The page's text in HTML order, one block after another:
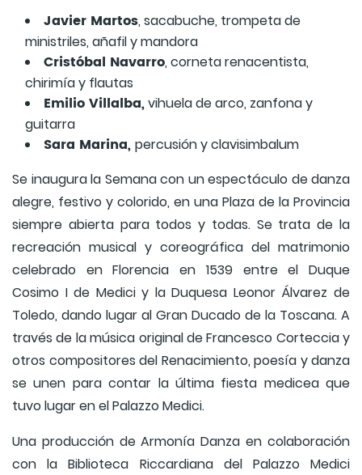
Javier Martos, sacabuche, trompeta de
ministriles, añafil y mandora
Cristóbal Navarro, corneta renacentista,
chirimía y flautas
Emilio Villalba,vihuela de arco, zanfona y
guitarra
Sara Marina, percusión y clavisimbalum
Se inaugura la Semana con un espectáculo de danza
alegre, festivo y colorido, en una Plaza de la Provincia
siempre abierta para todos y todas. Se trata de la
recreación musical y coreográfica del matrimonio
celebrado en Florencia en 1539 entre el Duque
Cosimo I de Medici y la Duquesa Leonor Álvarez de
Toledo, dando lugar al Gran Ducado de la Toscana. A
través de la música original de Francesco Corteccia y
otros compositores del Renacimiento, poesía y danza
se unen para contar la última fiesta medicea que
tuvo lugar en el Palazzo Medici.
Una producción de Armonía Danza en colaboración
con la Biblioteca Riccardiana del Palazzo Medici